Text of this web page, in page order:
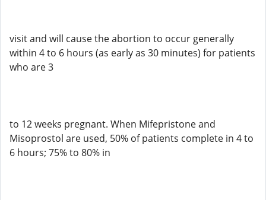
visit and will cause the abortion to occur generally
within 4 to 6 hours (as early as 30 minutes) for patients
who are 3
to 12 weeks pregnant. When Mifepristone and
Misoprostol are used, 50% of patients complete in 4 to
6 hours; 75% to 80% in